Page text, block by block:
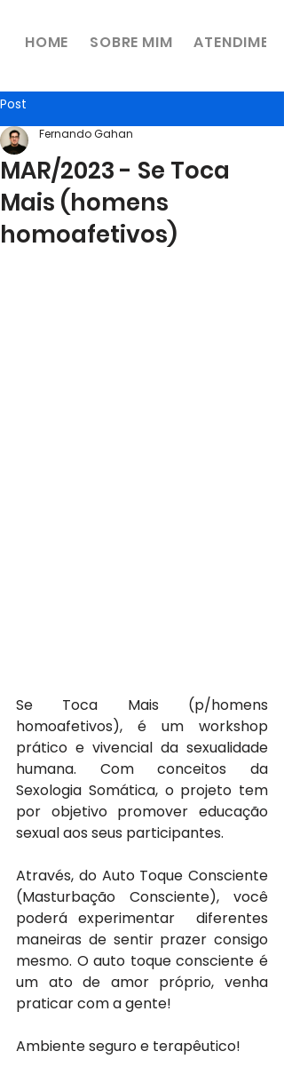
HOME SOBRE MIM
Post
MAR/2023 - Se Toca
Mais (homens
homoafetivos)
Fernando Gahan
Se Toca Mais (p/homens
homoafetivos), é um workshop
prático e vivencial da sexualidade
humana. Com conceitos da
Sexologia Somática, o projeto tem
por objetivo promover educação
sexual aos seus participantes.
Através, do Auto Toque Consciente
(Masturbação Consciente), você
poderá experimentar  diferentes
maneiras de sentir prazer consigo
mesmo. O auto toque consciente é
um ato de amor próprio, venha
praticar com a gente!
Ambiente seguro e terapêutico!